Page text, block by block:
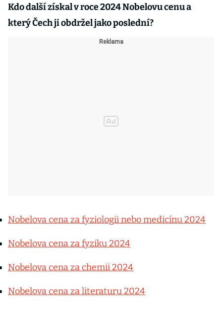
Kdo další získal v roce 2024 Nobelovu cenu a
který Čech ji obdržel jako poslední?
Nobelova cena za fyziologii nebo medicínu 2024
Nobelova cena za fyziku 2024
Nobelova cena za chemii 2024
Nobelova cena za literaturu 2024